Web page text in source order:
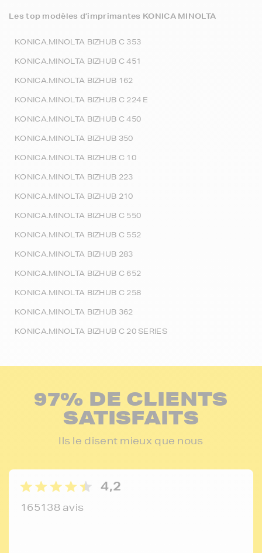
Les top modèles d’imprimantes KONICA MINOLTA
KONICA.MINOLTA BIZHUB C 353
KONICA.MINOLTA BIZHUB C 451
KONICA.MINOLTA BIZHUB 162
KONICA.MINOLTA BIZHUB C 224 E
KONICA.MINOLTA BIZHUB C 450
KONICA.MINOLTA BIZHUB 350
KONICA.MINOLTA BIZHUB C 10
KONICA.MINOLTA BIZHUB 223
KONICA.MINOLTA BIZHUB 210
KONICA.MINOLTA BIZHUB C 550
KONICA.MINOLTA BIZHUB C 552
KONICA.MINOLTA BIZHUB 283
KONICA.MINOLTA BIZHUB C 652
KONICA.MINOLTA BIZHUB C 258
KONICA.MINOLTA BIZHUB 362
KONICA.MINOLTA BIZHUB C 20 SERIES
97% DE CLIENTS
SATISFAITS
Ils le disent mieux que nous
4,2
165138 avis